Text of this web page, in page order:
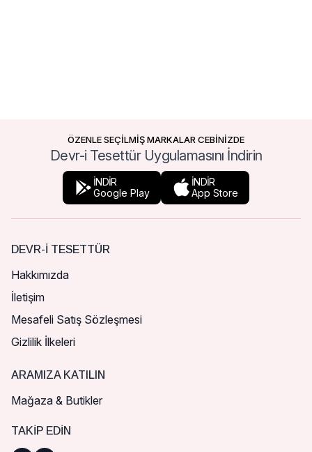
ÖZENLE SEÇİLMİŞ MARKALAR CEBİNİZDE
Devr-i Tesettür Uygulamasını İndirin
İNDİR
Google Play
İNDİR
App Store
DEVR-I TESETTÜR
Hakkımızda
İletişim
Mesafeli Satış Sözleşmesi
Gizlilik İlkeleri
ARAMIZA KATILIN
Mağaza & Butikler
TAKIP EDIN